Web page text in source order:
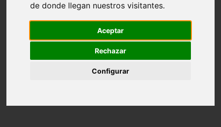
de donde llegan nuestros visitantes.
Aceptar
Rechazar
Configurar